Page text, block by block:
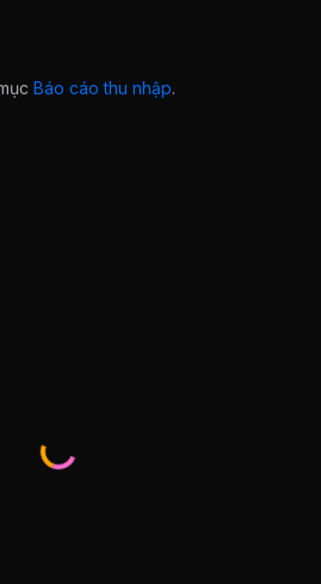
Báo cáo thu nhập.